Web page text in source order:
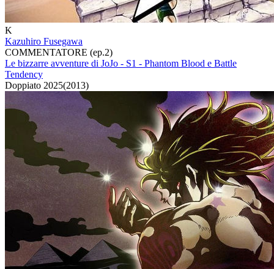
K
Kazuhiro Fusegawa
COMMENTATORE (ep.2)
Le bizzarre avventure di JoJo - S1 - Phantom Blood e Battle
Tendency
Doppiato 2025(2013)